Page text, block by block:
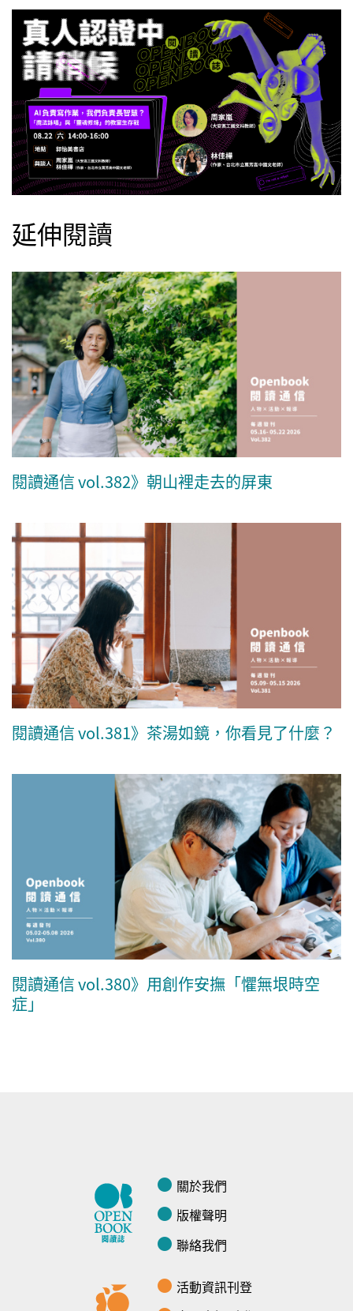
延伸閱讀
閱讀通信 vol.382》朝山裡走去的屏東
閱讀通信 vol.381》茶湯如鏡，你看見了什麼？
閱讀通信 vol.380》用創作安撫「懼無垠時空
症」
關於我們
版權聲明
聯絡我們
活動資訊刊登